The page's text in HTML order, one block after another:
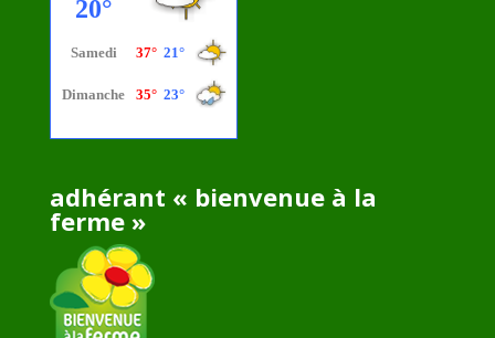
adhérant « bienvenue à la
ferme »